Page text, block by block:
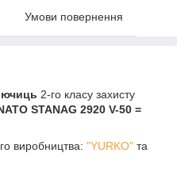
Умови повернення
2-го класу захисту
STANAG 2920 V-50 =
виробництва: "YURKO" та